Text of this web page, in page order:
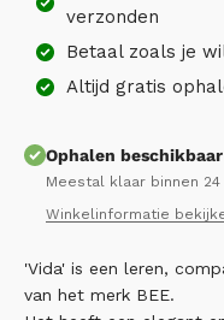
verzonden
Betaal zoals je
Altijd gratis
Ophalen
Meestal klaar binnen 24
Winkelinformatie
'Vida' is een leren,
van het merk BEE.